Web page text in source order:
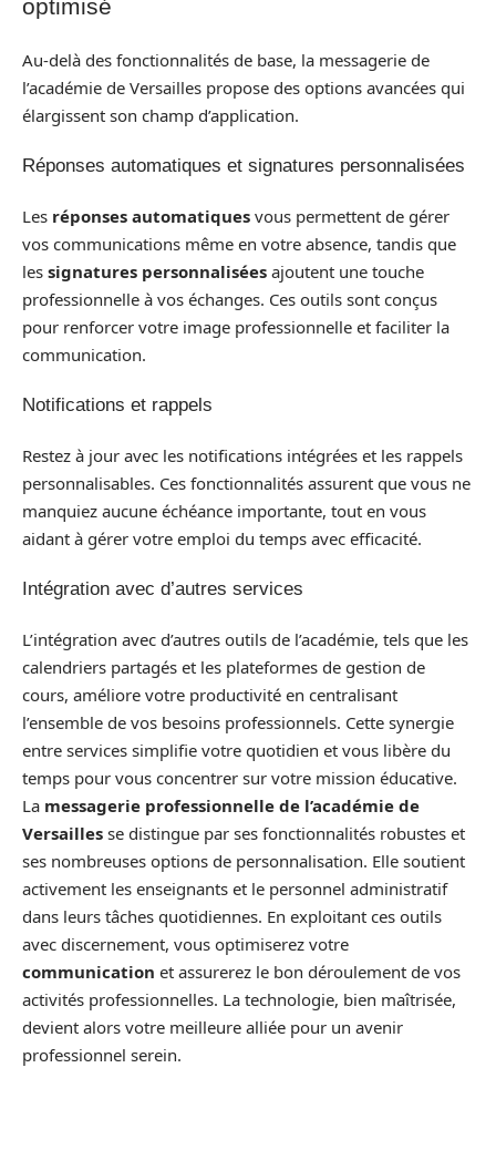
optimisé
Au-delà des fonctionnalités de base, la messagerie de
l’académie de Versailles propose des options avancées qui
élargissent son champ d’application.
Réponses automatiques et signatures personnalisées
Les réponses automatiques vous permettent de gérer
vos communications même en votre absence, tandis que
les signatures personnalisées ajoutent une touche
professionnelle à vos échanges. Ces outils sont conçus
pour renforcer votre image professionnelle et faciliter la
communication.
Notifications et rappels
Restez à jour avec les notifications intégrées et les rappels
personnalisables. Ces fonctionnalités assurent que vous ne
manquiez aucune échéance importante, tout en vous
aidant à gérer votre emploi du temps avec efficacité.
Intégration avec d’autres services
L’intégration avec d’autres outils de l’académie, tels que les
calendriers partagés et les plateformes de gestion de
cours, améliore votre productivité en centralisant
l’ensemble de vos besoins professionnels. Cette synergie
entre services simplifie votre quotidien et vous libère du
temps pour vous concentrer sur votre mission éducative.
La messagerie professionnelle de l’académie de
Versailles se distingue par ses fonctionnalités robustes et
ses nombreuses options de personnalisation. Elle soutient
activement les enseignants et le personnel administratif
dans leurs tâches quotidiennes. En exploitant ces outils
avec discernement, vous optimiserez votre
communication et assurerez le bon déroulement de vos
activités professionnelles. La technologie, bien maîtrisée,
devient alors votre meilleure alliée pour un avenir
professionnel serein.